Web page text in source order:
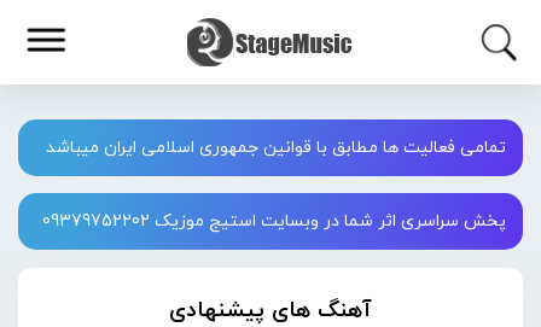
تمامی فعالیت ها مطابق با قوانین جمهوری اسلامی ایران میباشد
پخش سراسری اثر شما در وبسایت استیج موزیک 09379752202
آهنگ های پیشنهادی